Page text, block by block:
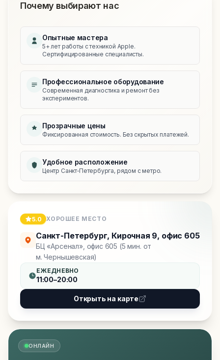
Почему выбирают нас
Опытные мастера
5+ лет работы с техникой Apple.
Сертифицированные специалисты.
Профессиональное оборудование
Современная диагностика и ремонт без
экспериментов.
Прозрачные цены
Фиксированная стоимость. Без скрытых платежей.
Удобное расположение
Центр Санкт‑Петербурга, рядом с метро.
5.0 ХОРОШЕЕ МЕСТО
Санкт-Петербург, Кирочная 9, офис 605
БЦ «Арсенал», офис 605 (5 мин. от
м. Чернышевская)
ЕЖЕДНЕВНО
11:00–20:00
Открыть на карте
ОНЛАЙН